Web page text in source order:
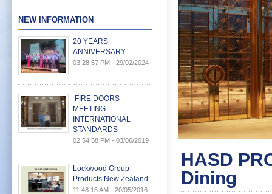
NEW INFORMATION
20 YEARS
ANNIVERSARY
03:28:57 PM - 29/02/2024
FIRE DOORS
MEETING
INTERNATIONAL
STANDARDS
02:54:58 PM - 03/06/2019
Lockwood Group
Products New Zealand
11:48:15 AM - 20/05/2016
HASD
Dining